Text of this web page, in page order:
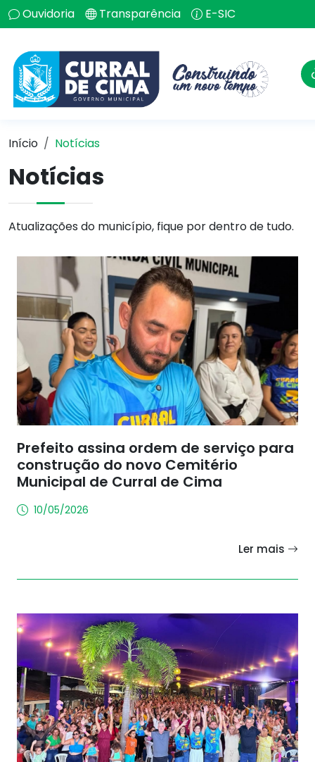
Ouvidoria Transparência E-SIC
Início Notícias
Notícias
Atualizações do município, fique por dentro de tudo.
Prefeito assina ordem de serviço para
construção do novo Cemitério
Municipal de Curral de Cima
10/05/2026
Ler mais